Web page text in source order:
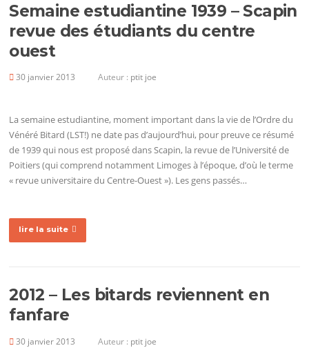
Semaine estudiantine 1939 – Scapin
revue des étudiants du centre
ouest
30 janvier 2013 Auteur : ptit joe
La semaine estudiantine, moment important dans la vie de l’Ordre du
Vénéré Bitard (LST!) ne date pas d’aujourd’hui, pour preuve ce résumé
de 1939 qui nous est proposé dans Scapin, la revue de l’Université de
Poitiers (qui comprend notamment Limoges à l’époque, d’où le terme
« revue universitaire du Centre-Ouest »). Les gens passés…
lire la suite
2012 – Les bitards reviennent en
fanfare
30 janvier 2013 Auteur : ptit joe